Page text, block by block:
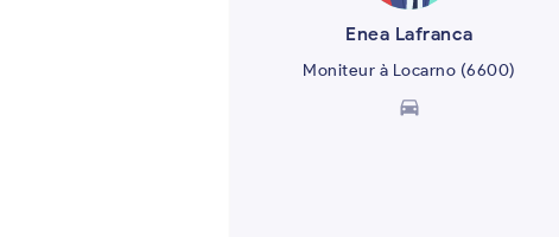
Enea Lafranca
Moniteur à Locarno (6600)
directions_car